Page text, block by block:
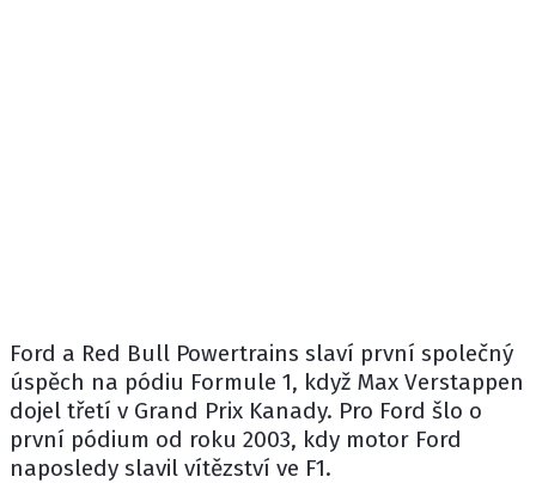
Ford a Red Bull Powertrains slaví první společný
úspěch na pódiu Formule 1, když Max Verstappen
dojel třetí v Grand Prix Kanady. Pro Ford šlo o
první pódium od roku 2003, kdy motor Ford
naposledy slavil vítězství ve F1.